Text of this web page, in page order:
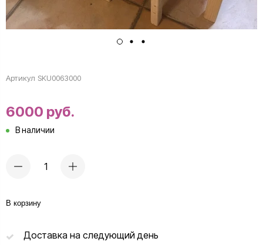
Артикул SKU0063000
6000 руб.
В наличии
В корзину
Доставка на следующий день